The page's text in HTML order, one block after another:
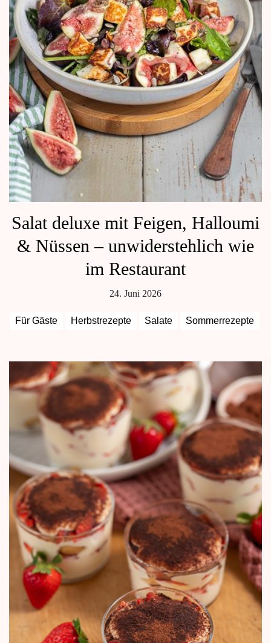
Salat deluxe mit Feigen, Halloumi
& Nüssen – unwiderstehlich wie
im Restaurant
24. Juni 2026
Für Gäste Herbstrezepte Salate Sommerrezepte